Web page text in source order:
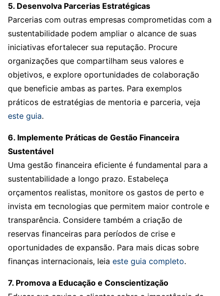
5. Desenvolva Parcerias Estratégicas
Parcerias com outras empresas comprometidas com a
sustentabilidade podem ampliar o alcance de suas
iniciativas efortalecer sua reputação. Procure
organizações que compartilham seus valores e
objetivos, e explore oportunidades de colaboração
que beneficie ambas as partes. Para exemplos
práticos de estratégias de mentoria e parceria, veja
este guia.
6. Implemente Práticas de Gestão Financeira
Sustentável
Uma gestão financeira eficiente é fundamental para a
sustentabilidade a longo prazo. Estabeleça
orçamentos realistas, monitore os gastos de perto e
invista em tecnologias que permitem maior controle e
transparência. Considere também a criação de
reservas financeiras para períodos de crise e
oportunidades de expansão. Para mais dicas sobre
finanças internacionais, leia este guia completo.
7. Promova a Educação e Conscientização